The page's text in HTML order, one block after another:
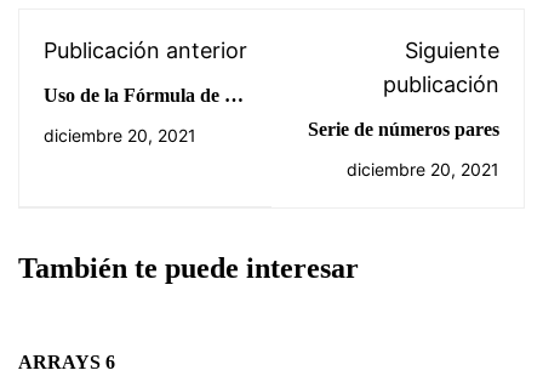
Publicación anterior
Uso de la Fórmula de la
Fuerza Gravitatoria en
diciembre 20, 2021
Siguiente
publicación
Serie de números pares
diciembre 20, 2021
También te puede interesar
ARRAYS 6